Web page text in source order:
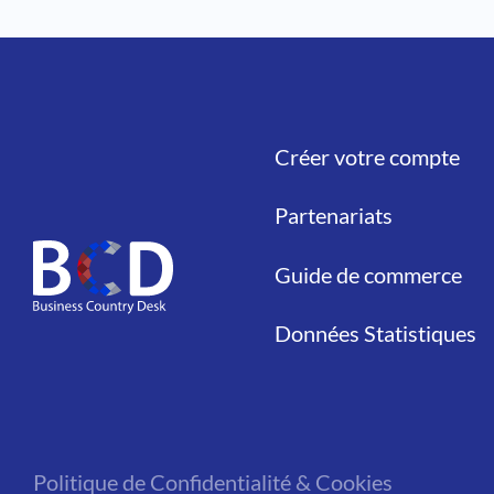
Liens
Créer votre compte
Partenariats
Guide de commerce
Données Statistiques
Politique de Confidentialité & Cookies